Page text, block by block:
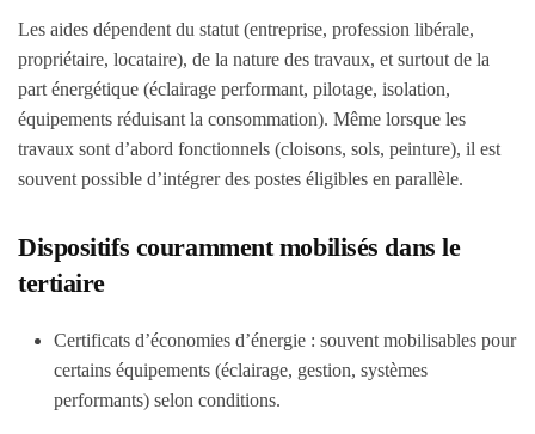
Les aides dépendent du statut (entreprise, profession libérale,
propriétaire, locataire), de la nature des travaux, et surtout de la
part énergétique (éclairage performant, pilotage, isolation,
équipements réduisant la consommation). Même lorsque les
travaux sont d’abord fonctionnels (cloisons, sols, peinture), il est
souvent possible d’intégrer des postes éligibles en parallèle.
Dispositifs couramment mobilisés dans le
tertiaire
Certificats d’économies d’énergie : souvent mobilisables pour
certains équipements (éclairage, gestion, systèmes
performants) selon conditions.